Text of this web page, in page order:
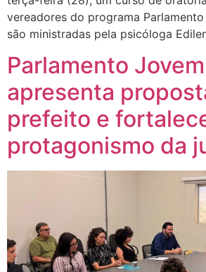
vereadores do programa
são ministradas pela psicóloga
Parlamento Jovem
apresenta
prefeito e
protagonismo da